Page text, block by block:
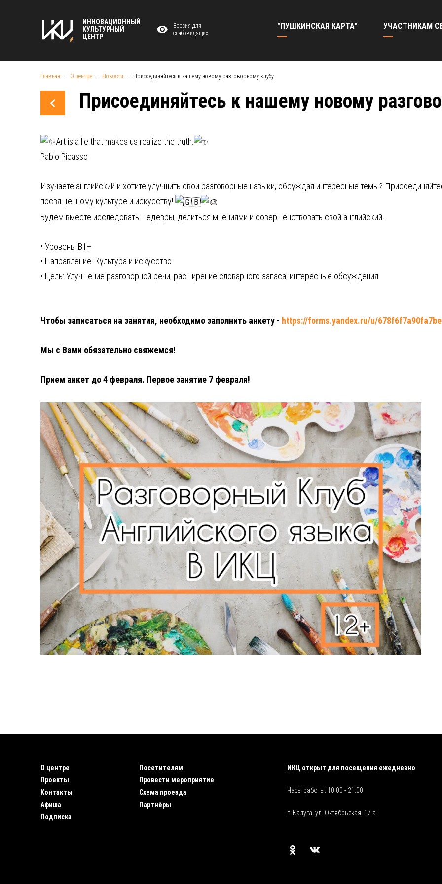
ИННОВАЦИОННЫЙ
КУЛЬТУРНЫЙ
ЦЕНТР
Версия для
слабовидящих
"ПУШКИНСКАЯ КАРТА" УЧАСТНИКАМ
Главная О центре Новости Присоединяйтесь к нашему новому разговорному клубу
Присоединяйтесь к нашему новому
Art is a lie that makes us realize the truth.
Pablo Picasso
Изучаете английский и хотите улучшить свои разговорные навыки, обсуждая интересные темы?
посвященному культуре и искусству!
Будем вместе исследовать шедевры, делиться мнениями и совершенствовать свой английский.
• Уровень: B1+
• Направление: Культура и искусство
• Цель: Улучшение разговорной речи, расширение словарного запаса, интересные обсуждения
Чтобы записаться на занятия, необходимо заполнить анкету - https://forms.yandex.ru/u/
Мы с Вами обязательно свяжемся!
⁣Прием анкет до 4 февраля. Первое занятие 7 февраля!
О центре
Проекты
Контакты
Афиша
Подписка
Посетителям
Провести мероприятие
Схема проезда
Партнёры
ИКЦ открыт для посещения ежедневно
Часы работы: 10:00 - 21:00
г. Калуга, ул. Октябрьская, 17 а